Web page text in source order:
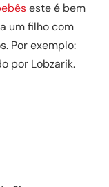
este é bem
um filho com
Por exemplo:
por Lobzarik.